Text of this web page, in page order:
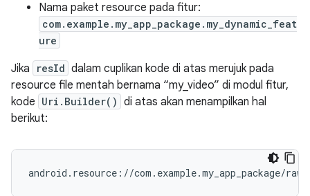
Nama paket resource pada fitur:
com.example.my_app_package.my_dynamic_feat
ure
Jika resId dalam cuplikan kode di atas merujuk pada
resource file mentah bernama “my_video” di modul fitur,
kode Uri.Builder() di atas akan menampilkan hal
berikut: